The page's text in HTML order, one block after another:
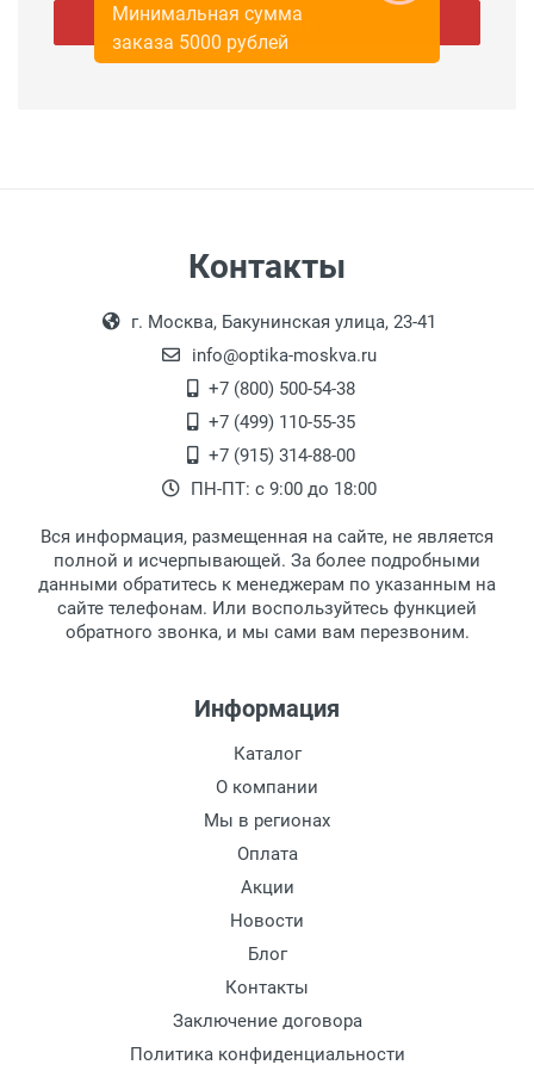
Отправить
Контакты
г. Москва, Бакунинская улица, 23-41
info@optika-moskva.ru
+7 (800) 500-54-38
+7 (499) 110-55-35
+7 (915) 314-88-00
ПН-ПТ: с 9:00 до 18:00
Вся информация, размещенная на сайте, не является
полной и исчерпывающей. За более подробными
данными обратитесь к менеджерам по указанным на
сайте телефонам. Или воспользуйтесь функцией
обратного звонка, и мы сами вам перезвоним.
Информация
Каталог
О компании
Мы в регионах
Оплата
Акции
Новости
Блог
Контакты
Заключение договора
Политика конфиденциальности
Минимальная сумма
заказа 5000 рублей